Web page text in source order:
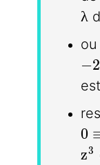
λ
-2
−2
0
0
z3